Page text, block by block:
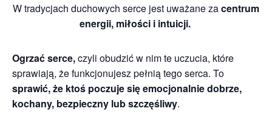
W tradycjach duchowych serce jest uważane zacentrum
energii, miłości i intuicji.
Ogrzać serce,czyli obudzić w nim te uczucia, które
sprawiają, że funkcjonujesz pełnią tego serca. To
sprawić, że ktoś poczuje się emocjonalnie dobrze,
kochany, bezpieczny lub szczęśliwy.